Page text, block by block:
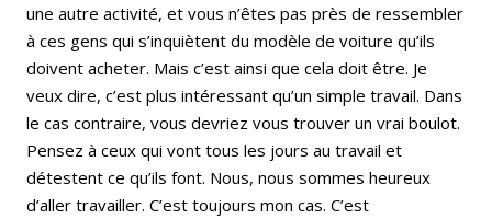
une autre activité, et vous n’êtes pas près de ressembler
à ces gens qui s’inquiètent du modèle de voiture qu’ils
doivent acheter. Mais c’est ainsi que cela doit être. Je
veux dire, c’est plus intéressant qu’un simple travail. Dans
le cas contraire, vous devriez vous trouver un vrai boulot.
Pensez à ceux qui vont tous les jours au travail et
détestent ce qu’ils font. Nous, nous sommes heureux
d’aller travailler. C’est toujours mon cas. C’est